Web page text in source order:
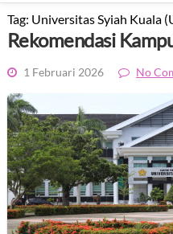
Tag: Universitas Syiah Kuala
Rekomendasi
1 Februari 2026 No